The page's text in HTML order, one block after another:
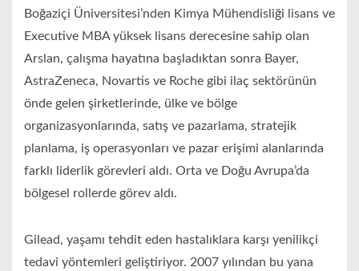
Boğaziçi Üniversitesi’nden Kimya Mühendisliği lisans ve
Executive MBA yüksek lisans derecesine sahip olan
Arslan, çalışma hayatına başladıktan sonra Bayer,
AstraZeneca, Novartis ve Roche gibi ilaç sektörünün
önde gelen şirketlerinde, ülke ve bölge
organizasyonlarında, satış ve pazarlama, stratejik
planlama, iş operasyonları ve pazar erişimi alanlarında
farklı liderlik görevleri aldı. Orta ve Doğu Avrupa’da
bölgesel rollerde görev aldı.
Gilead, yaşamı tehdit eden hastalıklara karşı yenilikçi
tedavi yöntemleri geliştiriyor. 2007 yılından bu yana